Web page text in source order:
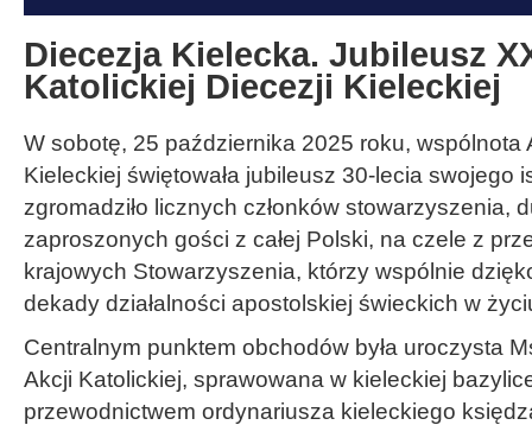
»
»
Diecezja Kielecka. Jubileusz
Katolickiej Diecezji Kieleckiej
W sobotę, 25 października 2025 roku, wspólnota
Kieleckiej świętowała jubileusz 30-lecia swojego
zgromadziło licznych członków stowarzyszenia,
zaproszonych gości z całej Polski, na czele z
krajowych Stowarzyszenia, którzy wspólnie
dekady działalności apostolskiej świeckich w
Centralnym punktem obchodów była uroczysta
Akcji Katolickiej, sprawowana w kieleckiej
przewodnictwem ordynariusza kieleckiego